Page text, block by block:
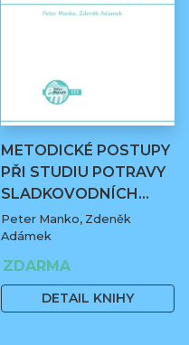
METODICKÉ POSTUPY
PŘI STUDIU POTRAVY
SLADKOVODNÍCH…
Peter Manko, Zdeněk
Adámek
ZDARMA
DETAIL KNIHY